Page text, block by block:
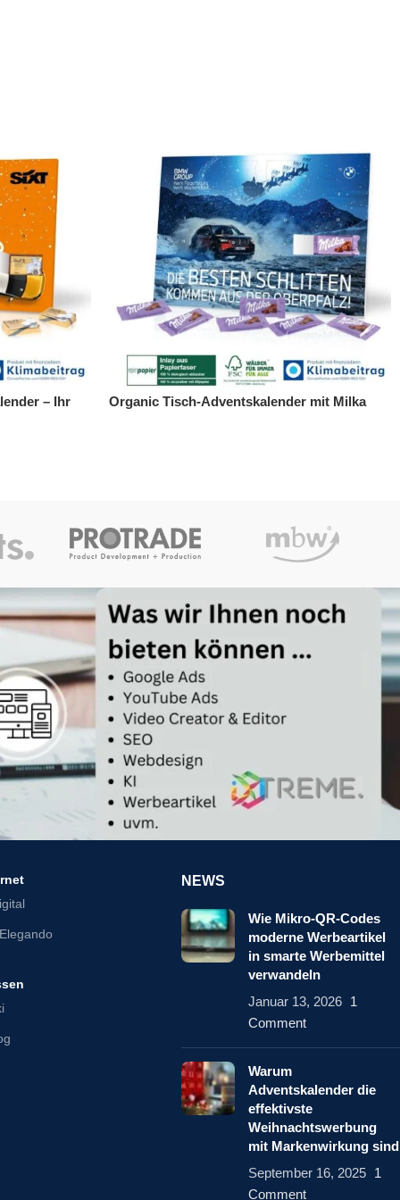
mit Milka Werbegeschenk CoffeeBag Barista
NEWS
Wie Mikro-QR-Codes
moderne Werbeartikel
in smarte Werbemittel
verwandeln
Januar 13, 2026 1
Comment
Warum
Adventskalender die
effektivste
Weihnachtswerbung
mit Markenwirkung sind
September 16, 2025 1
Comment